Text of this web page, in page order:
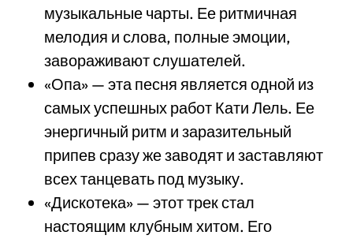
музыкальные чарты. Ее ритмичная
мелодия и слова, полные эмоции,
завораживают слушателей.
«Опа» — эта песня является одной из
самых успешных работ Кати Лель. Ее
энергичный ритм и заразительный
припев сразу же заводят и заставляют
всех танцевать под музыку.
«Дискотека» — этот трек стал
настоящим клубным хитом. Его